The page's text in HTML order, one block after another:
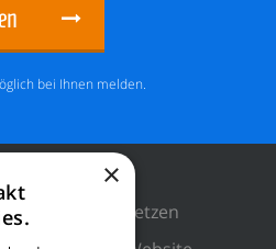
bei Ihnen melden.
Cookies zurücksetzen
×